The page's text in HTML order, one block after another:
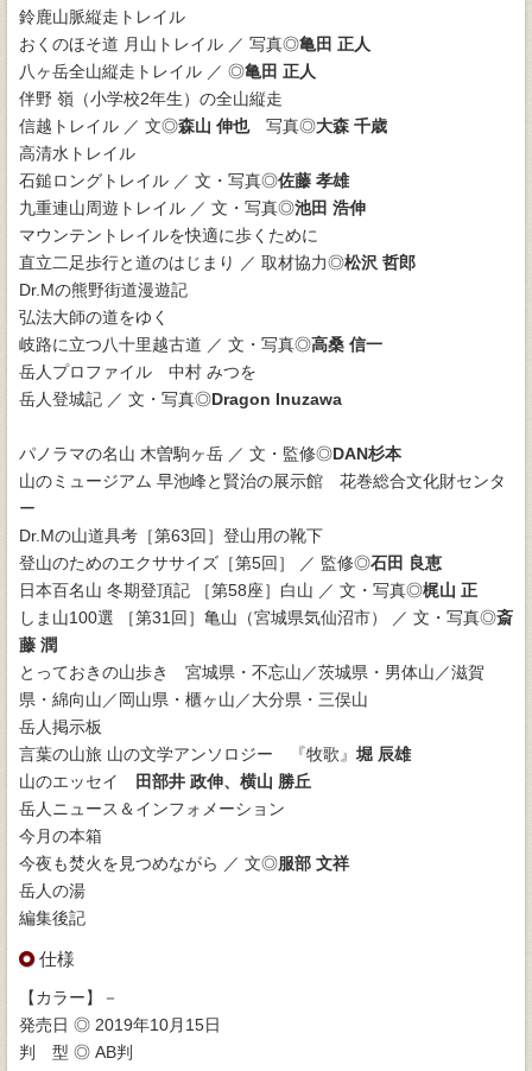
鈴鹿山脈縦走トレイル
おくのほそ道 月山トレイル ／ 写真◎亀田 正人
八ヶ岳全山縦走トレイル ／ ◎亀田 正人
伴野 嶺（小学校2年生）の全山縦走
信越トレイル ／ 文◎森山 伸也写真◎大森 千歳
高清水トレイル
石鎚ロングトレイル ／ 文・写真◎佐藤 孝雄
九重連山周遊トレイル ／ 文・写真◎池田 浩伸
マウンテントレイルを快適に歩くために
直立二足歩行と道のはじまり ／ 取材協力◎松沢 哲郎
Dr.Mの熊野街道漫遊記
弘法大師の道をゆく
岐路に立つ八十里越古道 ／ 文・写真◎高桑 信一
岳人プロファイル 中村 みつを
岳人登城記 ／ 文・写真◎Dragon Inuzawa
パノラマの名山 木曽駒ヶ岳 ／ 文・監修◎DAN杉本
山のミュージアム 早池峰と賢治の展示館 花巻総合文化財センタ
ー
Dr.Mの山道具考［第63回］登山用の靴下
登山のためのエクササイズ［第5回］ ／ 監修◎石田 良恵
日本百名山 冬期登頂記 ［第58座］白山 ／ 文・写真◎梶山 正
しま山100選 ［第31回］亀山（宮城県気仙沼市） ／ 文・写真◎斎
藤 潤
とっておきの山歩き 宮城県・不忘山／茨城県・男体山／滋賀
県・綿向山／岡山県・櫃ヶ山／大分県・三俣山
岳人掲示板
言葉の山旅 山の文学アンソロジー 『牧歌』 堀 辰雄
山のエッセイ 田部井 政伸、横山 勝丘
岳人ニュース＆インフォメーション
今月の本箱
今夜も焚火を見つめながら ／ 文◎服部 文祥
岳人の湯
編集後記
仕様
【カラー】－
発売日 ◎ 2019年10月15日
判 型 ◎ AB判